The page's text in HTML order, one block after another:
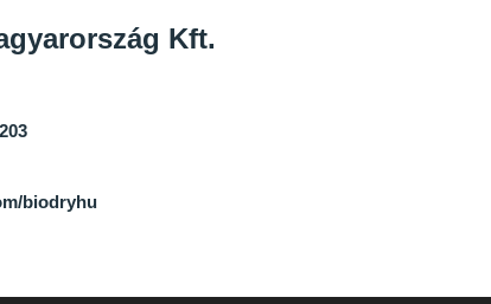
Kft.
biodryhu